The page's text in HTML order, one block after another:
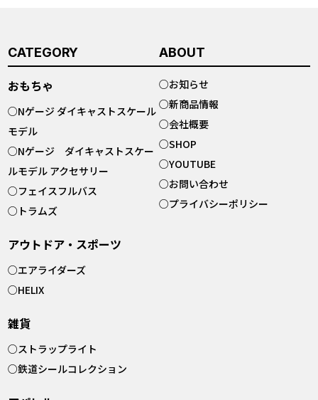
CATEGORY
おもちゃ
○Nゲージ ダイキャストスケール
モデル
○Nゲージ ダイキャストスケー
ルモデル アクセサリー
○フェイスフルバス
○ トラムズ
アウトドア・スポーツ
○エアライダーズ
○HELIX
雑貨
○ストラップライト
○鉄道シールコレクション
ABOUT
○お知らせ
○新商品情報
○会社概要
○SHOP
○YOUTUBE
○お問い合わせ
○プライバシーポリシー